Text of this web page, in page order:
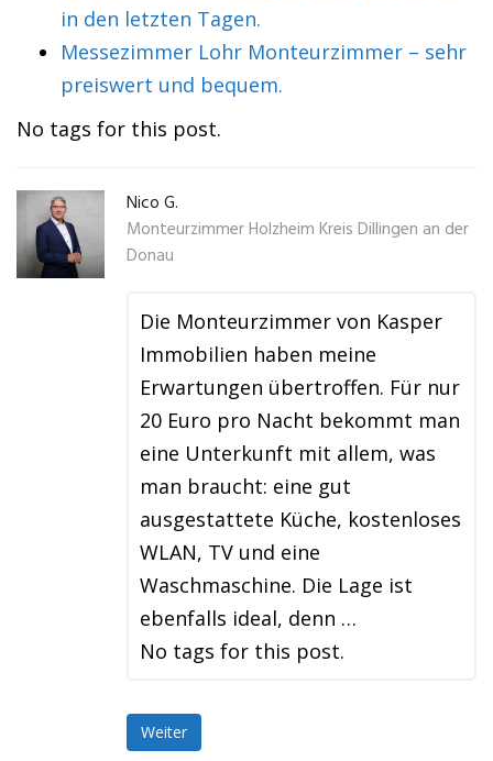
in den letzten Tagen.
Messezimmer Lohr Monteurzimmer – sehr
preiswert und bequem.
No tags for this post.
Nico G.
Monteurzimmer Holzheim Kreis Dillingen an der
Donau
Die Monteurzimmer von Kasper
Immobilien haben meine
Erwartungen übertroffen. Für nur
20 Euro pro Nacht bekommt man
eine Unterkunft mit allem, was
man braucht: eine gut
ausgestattete Küche, kostenloses
WLAN, TV und eine
Waschmaschine. Die Lage ist
ebenfalls ideal, denn …
No tags for this post.
Weiter